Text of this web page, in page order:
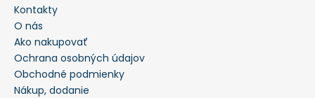
Kontakty
O nás
Ako nakupovať
Ochrana osobných údajov
Obchodné podmienky
Nákup, dodanie